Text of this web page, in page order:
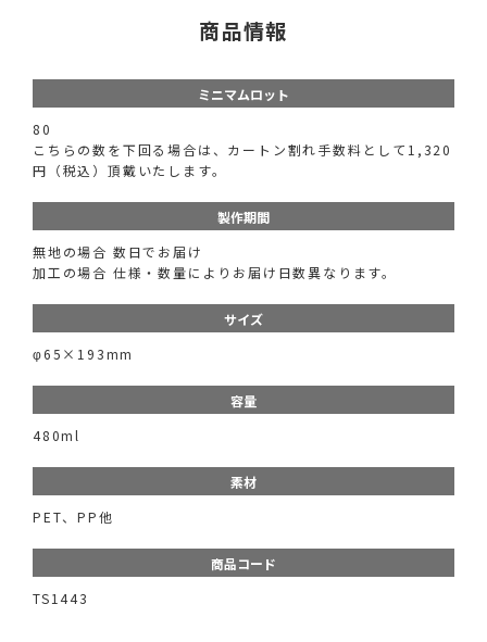
商品情報
ミニマムロット
80
こちらの数を下回る場合は、カートン割れ手数料として1,320
円（税込）頂戴いたします。
製作期間
無地の場合 数日でお届け
加工の場合 仕様・数量によりお届け日数異なります。
サイズ
φ65×193mm
容量
480ml
素材
PET、PP他
商品コード
TS1443